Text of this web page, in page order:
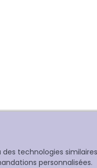
des technologies
personnalisées.